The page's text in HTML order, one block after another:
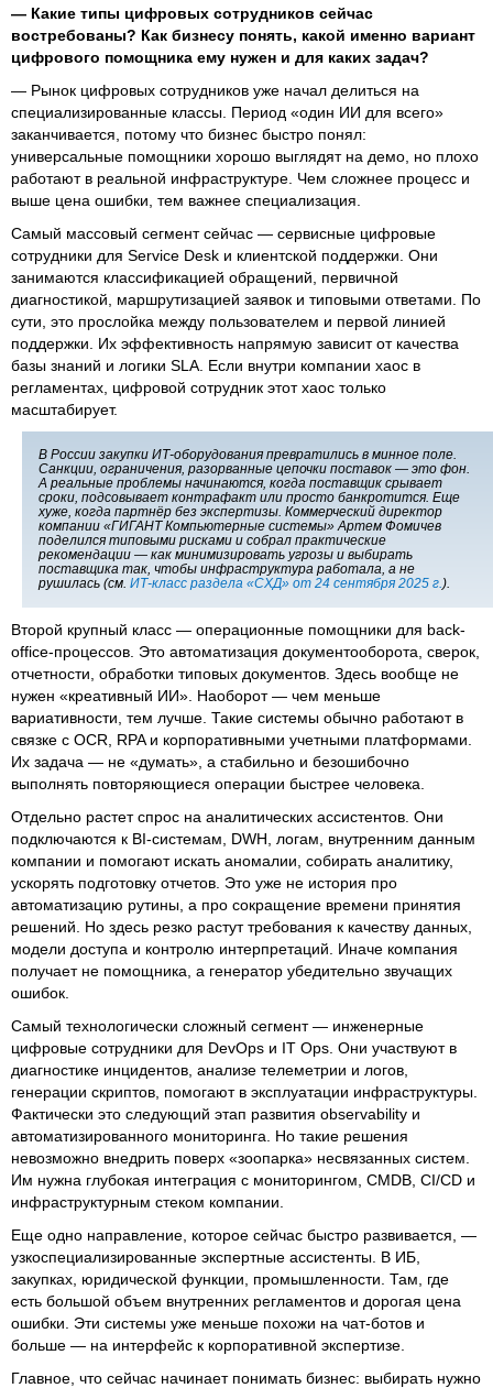
— Какие типы цифровых сотрудников сейчас
востребованы? Как бизнесу понять, какой именно вариант
цифрового помощника ему нужен и для каких задач?
— Рынок цифровых сотрудников уже начал делиться на
специализированные классы. Период «один ИИ для всего»
заканчивается, потому что бизнес быстро понял:
универсальные помощники хорошо выглядят на демо, но плохо
работают в реальной инфраструктуре. Чем сложнее процесс и
выше цена ошибки, тем важнее специализация.
Самый массовый сегмент сейчас — сервисные цифровые
сотрудники для Service Desk и клиентской поддержки. Они
занимаются классификацией обращений, первичной
диагностикой, маршрутизацией заявок и типовыми ответами. По
сути, это прослойка между пользователем и первой линией
поддержки. Их эффективность напрямую зависит от качества
базы знаний и логики SLA. Если внутри компании хаос в
регламентах, цифровой сотрудник этот хаос только
масштабирует.
В России закупки ИТ-оборудования превратились в минное поле.
Санкции, ограничения, разорванные цепочки поставок — это фон.
А реальные проблемы начинаются, когда поставщик срывает
сроки, подсовывает контрафакт или просто банкротится. Еще
хуже, когда партнёр без экспертизы. Коммерческий директор
компании «ГИГАНТ Компьютерные системы» Артем Фомичев
поделился типовыми рисками и собрал практические
рекомендации — как минимизировать угрозы и выбирать
поставщика так, чтобы инфраструктура работала, а не
рушилась (см. ИТ-класс раздела «СХД» от 24 сентября 2025 г.).
Второй крупный класс — операционные помощники для back-
office-процессов. Это автоматизация документооборота, сверок,
отчетности, обработки типовых документов. Здесь вообще не
нужен «креативный ИИ». Наоборот — чем меньше
вариативности, тем лучше. Такие системы обычно работают в
связке с OCR, RPA и корпоративными учетными платформами.
Их задача — не «думать», а стабильно и безошибочно
выполнять повторяющиеся операции быстрее человека.
Отдельно растет спрос на аналитических ассистентов. Они
подключаются к BI-системам, DWH, логам, внутренним данным
компании и помогают искать аномалии, собирать аналитику,
ускорять подготовку отчетов. Это уже не история про
автоматизацию рутины, а про сокращение времени принятия
решений. Но здесь резко растут требования к качеству данных,
модели доступа и контролю интерпретаций. Иначе компания
получает не помощника, а генератор убедительно звучащих
ошибок.
Самый технологически сложный сегмент — инженерные
цифровые сотрудники для DevOps и IT Ops. Они участвуют в
диагностике инцидентов, анализе телеметрии и логов,
генерации скриптов, помогают в эксплуатации инфраструктуры.
Фактически это следующий этап развития observability и
автоматизированного мониторинга. Но такие решения
невозможно внедрить поверх «зоопарка» несвязанных систем.
Им нужна глубокая интеграция с мониторингом, CMDB, CI/CD и
инфраструктурным стеком компании.
Еще одно направление, которое сейчас быстро развивается, —
узкоспециализированные экспертные ассистенты. В ИБ,
закупках, юридической функции, промышленности. Там, где
есть большой объем внутренних регламентов и дорогая цена
ошибки. Эти системы уже меньше похожи на чат-ботов и
больше — на интерфейс к корпоративной экспертизе.
Главное, что сейчас начинает понимать бизнес: выбирать нужно